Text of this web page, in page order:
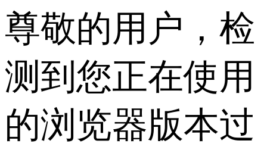
尊敬的用户，检
测到您正在使用
的浏览器版本过